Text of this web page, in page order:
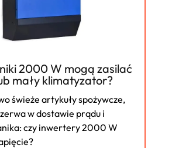
2000 W mogą zasilać
mały klimatyzator?
świeże artykuły spożywcze,
w dostawie prądu i
czy inwertery 2000 W